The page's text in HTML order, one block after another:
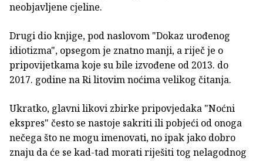
neobjavljene cjeline.
Drugi dio knjige, pod naslovom "Dokaz urođenog
idiotizma", opsegom je znatno manji, a riječ je o
pripovijetkama koje su bile izvođene od 2013. do
2017. godine na Ri litovim noćima velikog čitanja.
Ukratko, glavni likovi zbirke pripovjedaka "Noćni
ekspres" često se nastoje sakriti ili pobjeći od onoga
nečega što ne mogu imenovati, no ipak jako dobro
znaju da će se kad-tad morati riješiti tog nelagodnog